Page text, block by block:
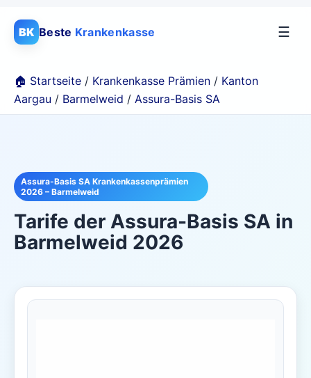
BK Beste Krankenkasse ☰
🏠 Startseite / Krankenkasse Prämien / Kanton
Aargau / Barmelweid / Assura-Basis SA
Assura-Basis SA Krankenkassenprämien
2026 – Barmelweid
Tarife der Assura-Basis SA in
Barmelweid 2026